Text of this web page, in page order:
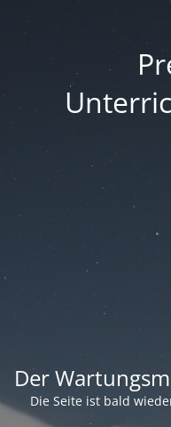
Der
Die Seite ist bald